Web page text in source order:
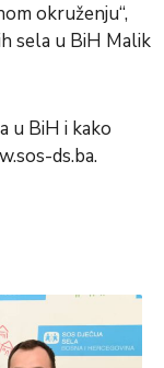
okruženju“,
sela u BiH Malik
u BiH i kako
ds.ba.